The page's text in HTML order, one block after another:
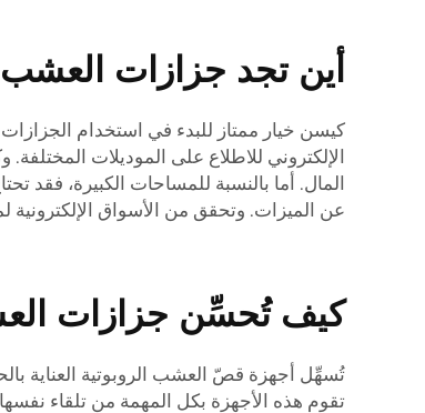
أين تجد جزازات العشب
كيسن خيار ممتاز للبدء في استخدام الجزازات
الإلكتروني للاطلاع على الموديلات
المال. أما بالنسبة للمساحات الكبيرة، فقد
عن الميزات. وتحقق من الأسواق
كيف تُحسِّن جزازات
تُسهِّل أجهزة قصّ العشب الروبوتية العناية
تقوم هذه الأجهزة بكل المهمة من تلقاء